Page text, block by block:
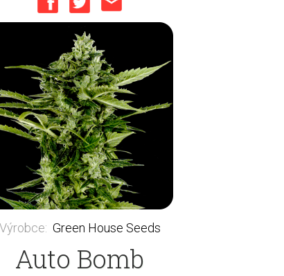
Výrobce: Green House Seeds
Auto Bomb